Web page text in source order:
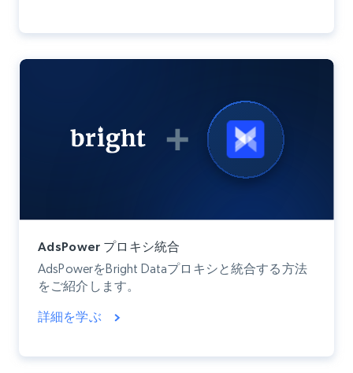
AdsPower プロキシ統合
AdsPowerをBright Dataプロキシと統合する方法
をご紹介します。
詳細を学ぶ